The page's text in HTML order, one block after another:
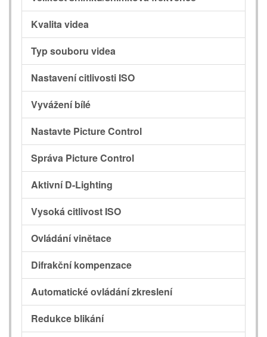
Kvalita videa
Typ souboru videa
Nastavení citlivosti ISO
Vyvážení bílé
Nastavte Picture Control
Správa Picture Control
Aktivní D-Lighting
Vysoká citlivost ISO
Ovládání vinětace
Difrakční kompenzace
Automatické ovládání zkreslení
Redukce blikání